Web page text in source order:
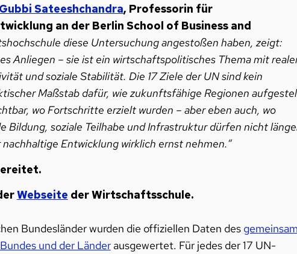
Sateeshchandra, Professorin für
an der Berlin School of Business and
diese Untersuchung angestoßen haben, zeigt:
Anliegen – sie ist ein wirtschaftspolitisches Thema mit
und soziale Stabilität. Die 17 Ziele der UN sind kein
Maßstab dafür, wie zukunftsfähige Regionen
wo Fortschritte erzielt wurden – aber eben auch, wo
Bildung, soziale Teilhabe und Infrastruktur dürfen nicht
Entwicklung wirklich ernst nehmen.“
Webseite der Wirtschaftsschule.
Bundesländer wurden die offiziellen Daten des
und der Länderausgewertet. Für jedes der 17 UN-